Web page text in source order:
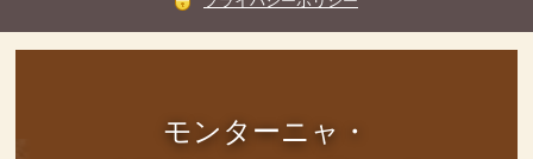
モンターニャ・